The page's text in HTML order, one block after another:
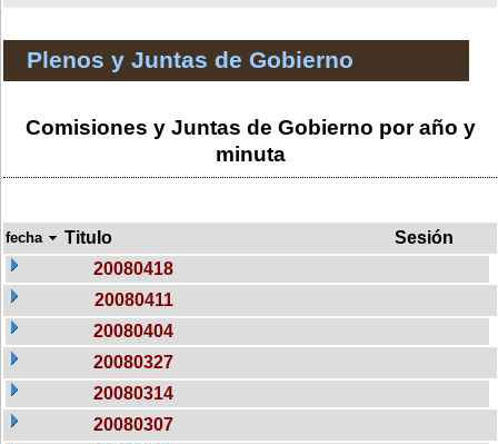
Plenos y Juntas de Gobierno
Comisiones y Juntas de Gobierno por año y
minuta
fecha Titulo
Sesión
20080418
20080411
20080404
20080327
20080314
20080307